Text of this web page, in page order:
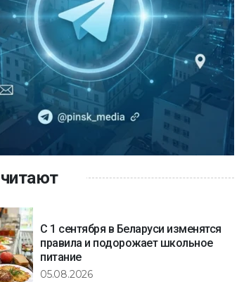
С 1 сентября в Беларуси изменятся
правила и подорожает школьное
питание
05.08.2026